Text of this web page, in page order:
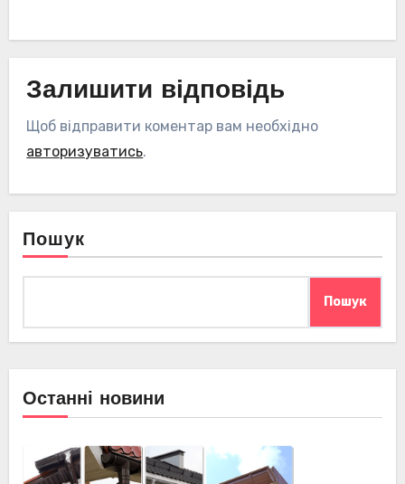
Залишити відповідь
Щоб відправити коментар вам необхідно
авторизуватись.
Пошук
Пошук
Останні новини